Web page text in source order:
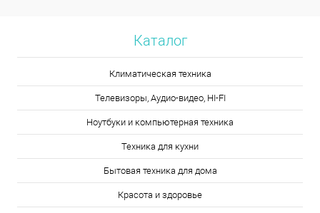
Каталог
Климатическая техника
Телевизоры, Аудио-видео, HI-FI
Ноутбуки и компьютерная техника
Техника для кухни
Бытовая техника для дома
Красота и здоровье